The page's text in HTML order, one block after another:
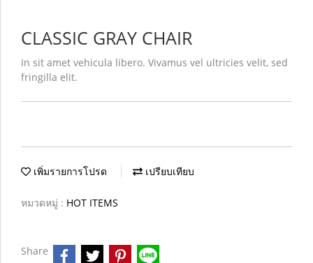
CLASSIC GRAY CHAIR
In sit amet vehicula libero. Vivamus vel ultricies velit, sed
fringilla elit.
เพิ่มรายการโปรด เปรียบเทียบ
หมวดหมู่ : HOT ITEMS
Share